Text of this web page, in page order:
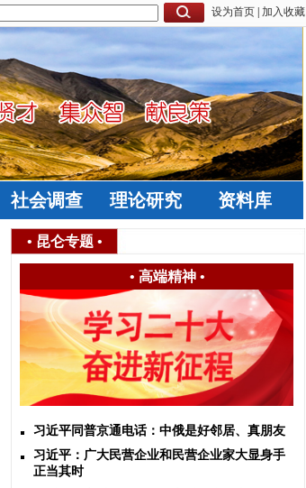
设为首页 加入收藏
社会调查 理论研究 资料库
• 昆仑专题 •
• 高端精神•
习近平同普京通电话：中俄是好邻居、真朋友
习近平：广大民营企业和民营企业家大显身手
正当其时